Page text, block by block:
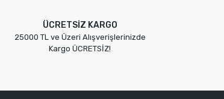
ÜCRETSİZ KARGO
25000 TL ve Üzeri Alışverişlerinizde
Kargo ÜCRETSİZ!